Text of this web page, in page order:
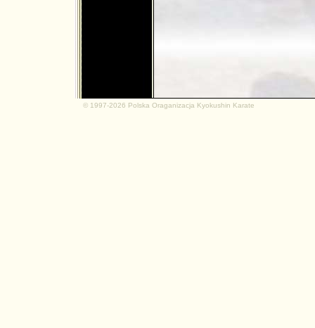
© 1997-2026 Polska Oraganizacja Kyokushin Karate